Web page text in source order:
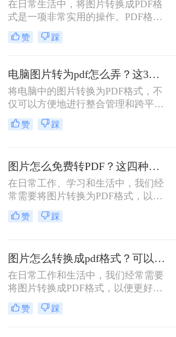
后模糊/不清晰怎么办这一难题，很多
在日常生活中，将图片转换成PDF格
式是一项非常实用的操作。PDF格式
因其跨平台兼容性、格式固定性和易
于分享打印等特点，被广泛应用于各
怎么转换成pdf格式呢？本文将介绍三
种将图片转换成PDF格式的方法。
赞 踩
电脑图片转为pdf怎么弄？这3种方法值得尝试！
将电脑中的图片转换为PDF格式，不
仅可以方便地进行整合管理和跨平台
查看，还能有效保护图片的原始质量
和隐私信息。那么电脑图片转为pdf怎
片到PDF的转换。
赞 踩
图片怎么免费转PDF？这四种方法轻松搞定！
在日常工作、学习和生活中，我们经
常需要将图片转换为PDF格式，以便
于分享、打印或存档。PDF文件因其
跨平台兼容性、保持格式不变以及安
片转换为PDF，无需花费任何费用即
可轻松完成转换。那么图片怎么免费
转PDF呢？本文将为您详细介绍几种
赞 踩
图片怎么转换成pdf格式？可以试试这4个转换方法！
在日常工作和生活中，我们经常需要
将图片转换成PDF格式，以便更好地
分享、保存或打印。那么图片怎么转
换成pdf格式呢？本文将介绍四种将图
赞 踩